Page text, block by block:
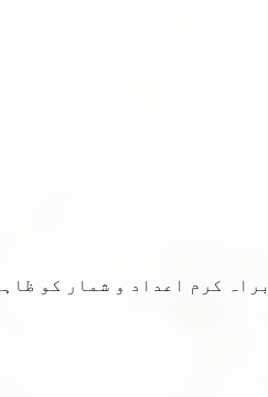
براہ کرم اعداد و شمار کو